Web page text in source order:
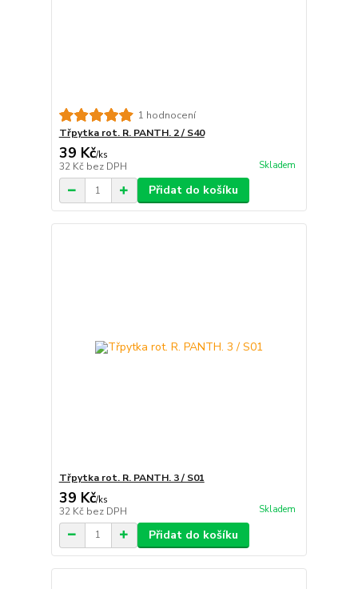
1 hodnocení
Třpytka rot. R. PANTH. 2 / S40
39 Kč/ks
32 Kč bez DPH Skladem
Přidat do košíku
Třpytka rot. R. PANTH. 3 / S01
39 Kč/ks
32 Kč bez DPH Skladem
Přidat do košíku